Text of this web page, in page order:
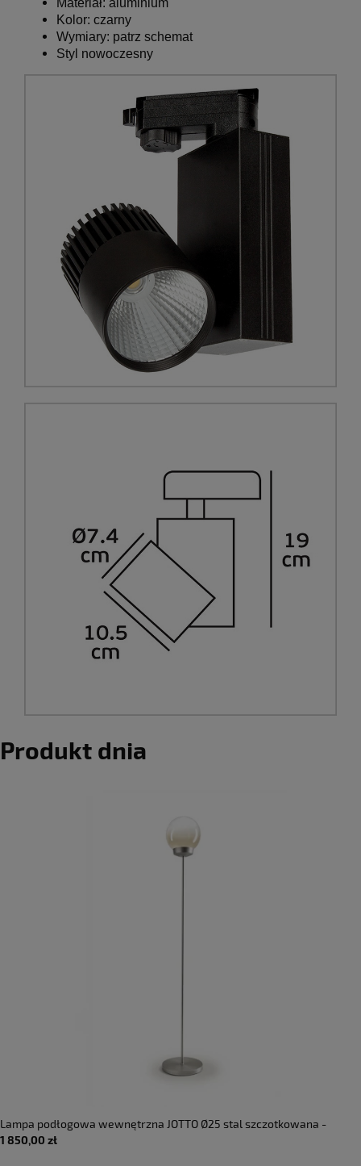
Materiał: aluminium
Kolor: czarny
Wymiary: patrz schemat
Styl nowoczesny
Produkt dnia
Lampa podłogowa wewnętrzna JOTTO Ø25 stal szczotkowana -
2x10W LED GX53 220-240V AC IP20 DIMM - MILOOX
1 850,00 zł